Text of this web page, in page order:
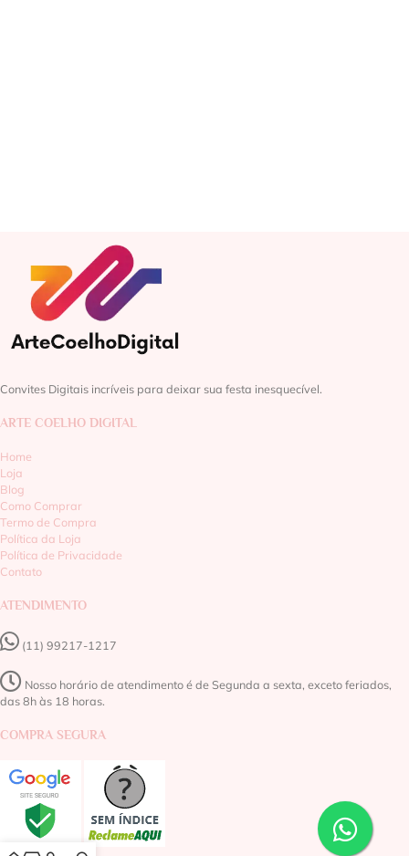
Convites Digitais incríveis para deixar sua festa inesquecível.
ARTE COELHO DIGITAL
Home
Loja
Blog
Como Comprar
Termo de Compra
Política da Loja
Política de Privacidade
Contato
ATENDIMENTO
(11) 99217-1217‬
Nosso horário de atendimento é de Segunda a sexta, exceto feriados,
das 8h às 18 horas.
COMPRA SEGURA